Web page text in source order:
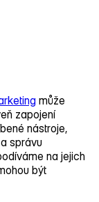
může
zapojení
nástroje,
správu
na jejich
být